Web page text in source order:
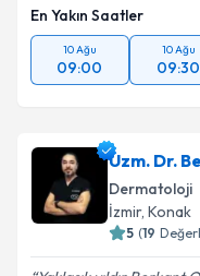
En Yakın Saatler
10 Ağu
09:00
10 Ağu
09:30
Uzm. Dr.
Dermatoloji
İzmir, Konak
5 (19